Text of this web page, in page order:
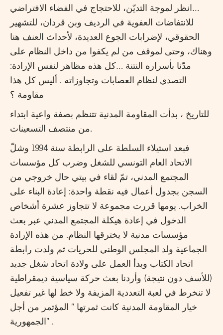
…انظر لموجة التديّن، للاحتجاج في الفضاء الافتراضي
للانتفاضات العفوية في الرديف وبن قردان، للتشهير
الحقوقي، لإضرابات الجوع العديدة، لأحداث العنف هنا
وهناك، وحتى لموقف من لم يكفوا من داخل النظام على
مدّنا بأسراره النتنة …كل هذه مظاهر لنفس الإرادة:
التصدي لنظام العصابات وتجاوزاته . أليس كل هذا
مقاومة ؟
للتاريخ ، بدأت المقاومة المدنية تتنظم بصفة واعية ابتداء
من منتصف التسعينات.
فبعد استيلاء السلطة على الرابطة سنة 1994 وشلّ
الاتحاد العام التونسي للشغل وضرب كل مؤسسات
المجتمع المدني، تمّ لقاء في بيتي حال خروجي من
السجن بجدول أعمال فيه نقطة واحدة: إعادة البناء على
الخراب. يومها قررت مجموعة لا تتجاوز عشرة أشخاص
الدخول في إعادة هيكلة المجتمع المدني عبر بعث
مؤسسات مدنية لا يخترقها النظام. من هذه الإرادة
الجماعية ولد المجلس الوطني للحريات ثم ولدت رابطة
اتحاد الكتاب وبدأ العمل على ولادة اتحاد شغل جديد
(للأسف دون نتيجة) وأردنا بعث حركة سياسية ديمقراطية
لا تنخرط في لعبة التعددية المزيفة ولا خط لها غير تفعيل
خيار المقاومة المدنية كانت ثمرتها ” المؤتمر من أجل
الجمهورية” .